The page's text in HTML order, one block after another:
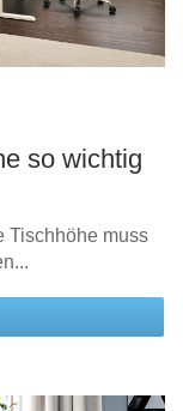
so wichtig
Tischhöhe muss